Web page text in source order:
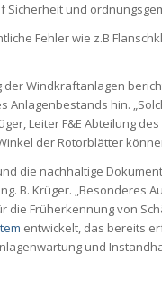
Sicherheit und
Fehler wie z.B
Windkraftanlagen
Anlagenbestands hin.
Leiter F&E Abteilung
der Rotorblätter
die nachhaltige
B. Krüger.
die Früherkennung von
entwickelt, das bereits
und